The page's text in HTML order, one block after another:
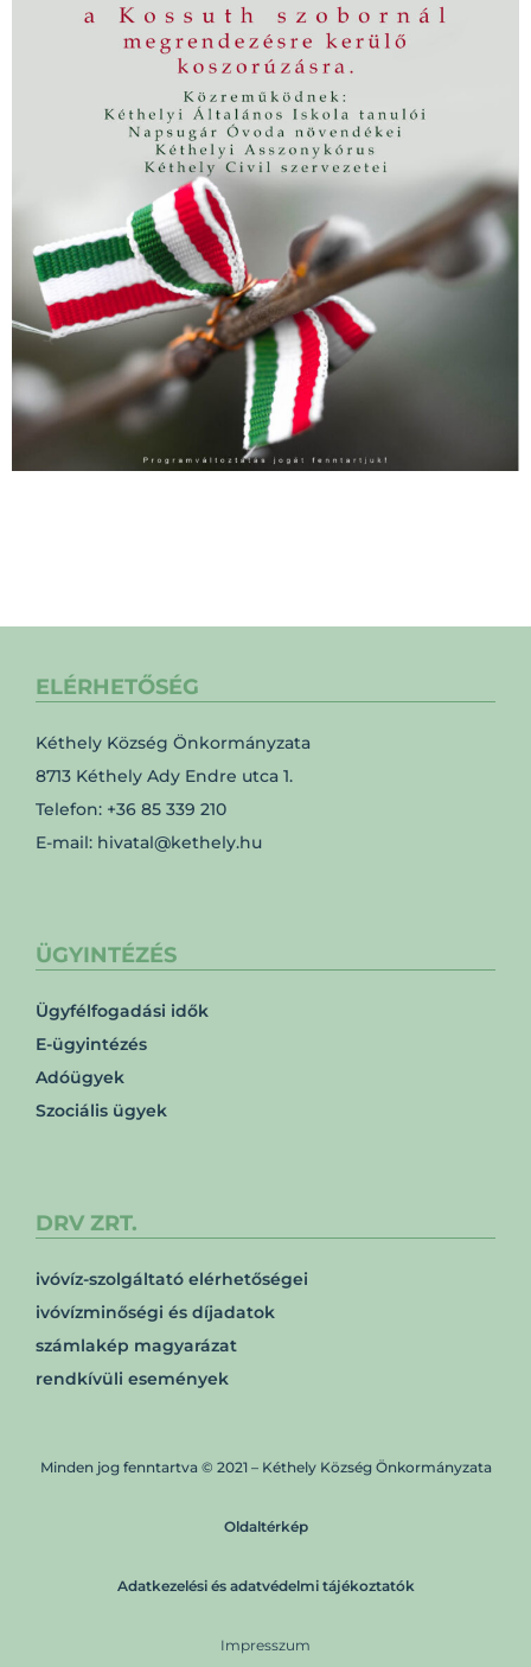
ELÉRHETŐSÉG
Kéthely Község Önkormányzata
8713 Kéthely Ady Endre utca 1.
Telefon: +36 85 339 210
E-mail: hivatal@kethely.hu
ÜGYINTÉZÉS
Ügyfélfogadási idők
E-ügyintézés
Adóügyek
Szociális ügyek
DRV ZRT.
ivóvíz-szolgáltató elérhetőségei
ivóvízminőségi és díjadatok
számlakép magyarázat
rendkívüli események
Minden jog fenntartva © 2021 – Kéthely Község Önkormányzata
Oldaltérkép
Adatkezelési és adatvédelmi tájékoztatók
Impresszum